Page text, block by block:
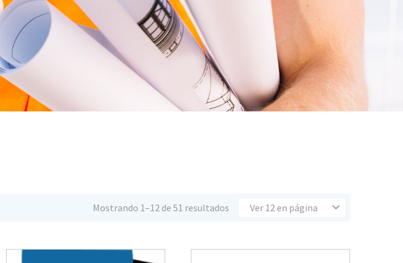
Ver 12 en página
Mostrando 1–12 de 51 resultados